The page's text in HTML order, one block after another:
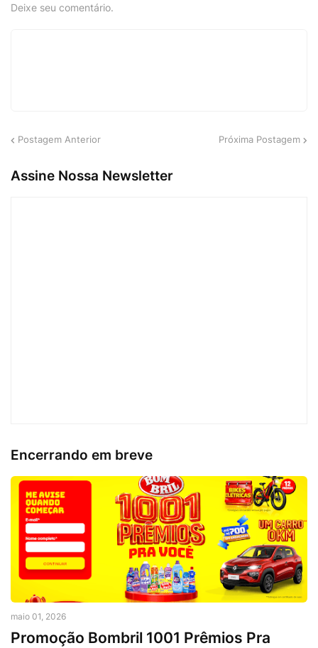
Deixe seu comentário.
Postagem Anterior Próxima Postagem
Assine Nossa Newsletter
Encerrando em breve
maio 01, 2026
Promoção Bombril 1001 Prêmios Pra